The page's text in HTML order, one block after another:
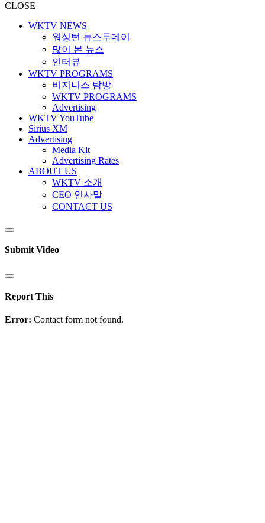
CLOSE
WKTV NEWS
워싱턴 뉴스투데이
많이 본 뉴스
인터뷰
WKTV PROGRAMS
비지니스 탐방
WKTV PROGRAMS
Advertising
WKTV YouTube
Sirius XM
Advertising
Media Kit
Advertising Rates
ABOUT US
WKTV 소개
CEO 인사말
CONTACT US
Submit Video
Report This
Error: Contact form not found.